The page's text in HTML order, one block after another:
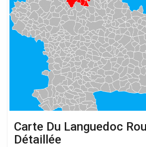
Carte Du Languedoc
Détaillée
Du
Languedoc
Roussillon
Détaillée